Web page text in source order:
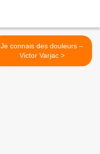
Je connais des douleurs –
Victor Varjac >